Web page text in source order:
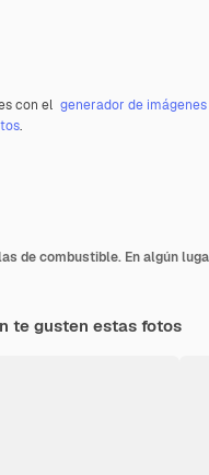
con el generador de imágenes
.
te gusten estas fotos